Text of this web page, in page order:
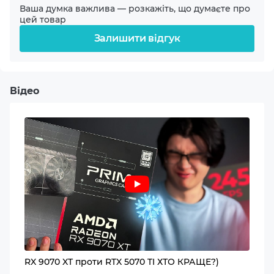
Охолодження процесора
360mm WaterCooler Black
Radeon RX 9070 XT 16GB
Оперативна пам'ять
32GB DDR5-6000
Об'єм накопичувача
2TB NVMe Gen4 Basic
Об'єм другого накопичувача
Ваша думка важлива — розкажіть, що думаєте про
цей товар
Залишити відгук
Відео
RX 9070 XT проти RTX 5070 TI ХТО КРАЩЕ?)